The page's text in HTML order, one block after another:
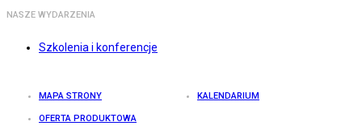
NASZE WYDARZENIA
Szkolenia i konferencje
MAPA STRONY KALENDARIUM
OFERTA PRODUKTOWA